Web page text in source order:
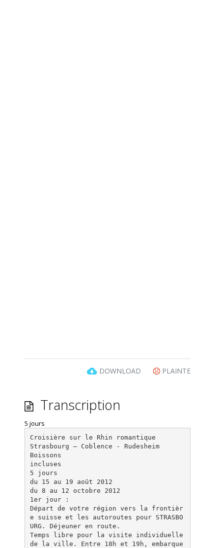
DOWNLOAD PLAINTE
Transcription
5 jours
Croisière sur le Rhin romantique
Strasbourg – Coblence - Rudesheim
Boissons
incluses
5 jours
du 15 au 19 août 2012
du 8 au 12 octobre 2012
1er jour :
Départ de votre région vers la frontièr
e suisse et les autoroutes pour STRASBO
URG. Déjeuner en route.
Temps libre pour la visite individuelle
de la ville. Entre 18h et 19h, embarque